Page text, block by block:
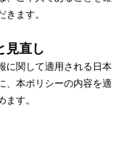
ます。
見直し
に関して適用される日本
、本ポリシーの内容を適
す。